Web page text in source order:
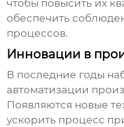
чтобы повысить их
обеспечить
процессов.
Инновации в
В последние годы
автоматизации
Появляются новые
ускорить процесс